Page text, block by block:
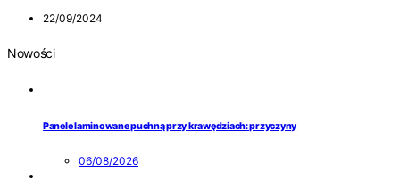
22/09/2024
Nowości
Panele laminowane puchną przy krawędziach: przyczyny
06/08/2026